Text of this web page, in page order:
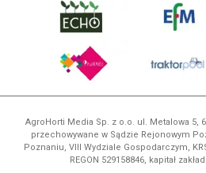
AgroHorti Media Sp. z o.o. ul. Metalowa 5,
przechowywane w Sądzie Rejonowym
Poznaniu, VIII Wydziale Gospodarczym,
REGON 529158846, kapitał